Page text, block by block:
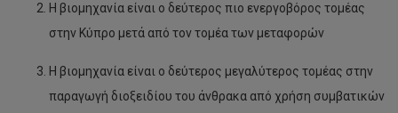
Η βιομηχανία είναι ο δεύτερος πιο ενεργοβόρος τομέας
στην Κύπρο μετά από τον τομέα των μεταφορών
Η βιομηχανία είναι ο δεύτερος μεγαλύτερος τομέας στην
παραγωγή διοξειδίου του άνθρακα από χρήση συμβατικών